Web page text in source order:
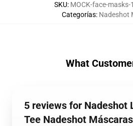
SKU: MOCK-face-
Categorías: Nadeshot
What
5 reviews for Nadeshot
Tee Nadeshot Máscaras